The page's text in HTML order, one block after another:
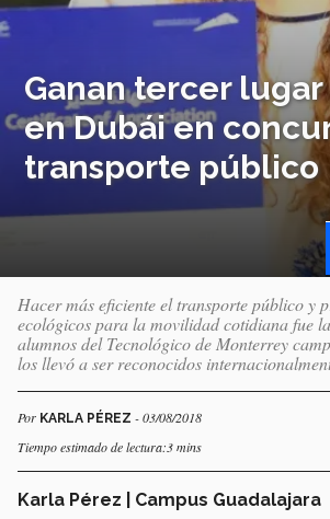
Ganan tercer
en Dubái en
transporte público
Hacer más eficiente el transporte público y
ecológicos para la movilidad cotidiana fue
alumnos del Tecnológico de Monterrey
los llevó a ser reconocidos
Por KARLA PÉREZ - 03/08/2018
Tiempo estimado de lectura:3 mins
Karla Pérez | Campus Guadalajara